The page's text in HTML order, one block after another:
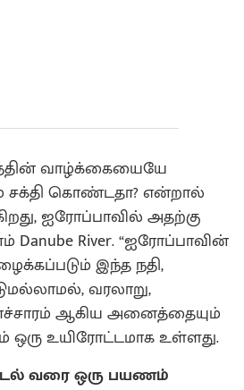
வாழ்க்கையையே
சக்தி கொண்டதா? என்றால்
ஐரோப்பாவில் அதற்கு
Danube River. “ஐரோப்பாவின்
இந்த நதி,
வரலாறு,
ஆகிய அனைத்தையும்
உயிரோட்டமாக உள்ளது.
வரை ஒரு பயணம்